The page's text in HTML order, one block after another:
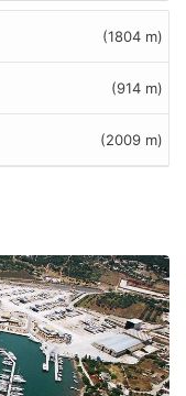
(1804 m)
(914 m)
(2009 m)